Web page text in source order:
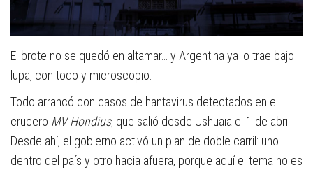
El brote no se quedó en altamar… y Argentina ya lo trae bajo
lupa, con todo y microscopio.
Todo arrancó con casos de hantavirus detectados en el
crucero MV Hondius, que salió desde Ushuaia el 1 de abril.
Desde ahí, el gobierno activó un plan de doble carril: uno
dentro del país y otro hacia afuera, porque aquí el tema no es